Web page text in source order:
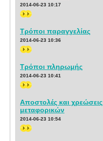
2014-06-23 10:17
>>
Τρόποι παραγγελίας
2014-06-23 10:36
>>
Τρόποι πληρωμής
2014-06-23 10:41
>>
Αποστολές και χρεώσεις
μεταφορικών
2014-06-23 10:54
>>